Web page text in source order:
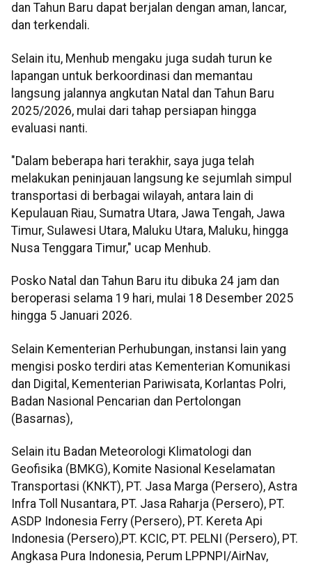
dan Tahun Baru dapat berjalan dengan aman, lancar,
dan terkendali.
Selain itu, Menhub mengaku juga sudah turun ke
lapangan untuk berkoordinasi dan memantau
langsung jalannya angkutan Natal dan Tahun Baru
2025/2026, mulai dari tahap persiapan hingga
evaluasi nanti.
"Dalam beberapa hari terakhir, saya juga telah
melakukan peninjauan langsung ke sejumlah simpul
transportasi di berbagai wilayah, antara lain di
Kepulauan Riau, Sumatra Utara, Jawa Tengah, Jawa
Timur, Sulawesi Utara, Maluku Utara, Maluku, hingga
Nusa Tenggara Timur," ucap Menhub.
Posko Natal dan Tahun Baru itu dibuka 24 jam dan
beroperasi selama 19 hari, mulai 18 Desember 2025
hingga 5 Januari 2026.
Selain Kementerian Perhubungan, instansi lain yang
mengisi posko terdiri atas Kementerian Komunikasi
dan Digital, Kementerian Pariwisata, Korlantas Polri,
Badan Nasional Pencarian dan Pertolongan
(Basarnas),
Selain itu Badan Meteorologi Klimatologi dan
Geofisika (BMKG), Komite Nasional Keselamatan
Transportasi (KNKT), PT. Jasa Marga (Persero), Astra
Infra Toll Nusantara, PT. Jasa Raharja (Persero), PT.
ASDP Indonesia Ferry (Persero), PT. Kereta Api
Indonesia (Persero),PT. KCIC, PT. PELNI (Persero), PT.
Angkasa Pura Indonesia, Perum LPPNPI/AirNav,